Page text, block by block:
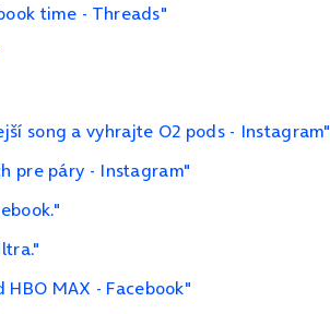
time - Threads"
song a vyhrajte O2 pods - Instagram"
pre páry - Instagram"
MAX - Facebook"